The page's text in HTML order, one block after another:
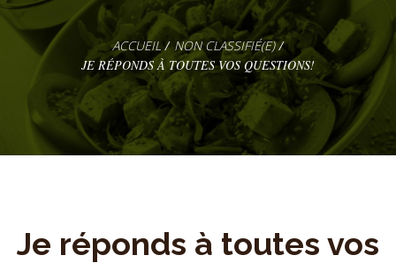
NON CLASSIFIÉ(E)
JE RÉPONDS À TOUTES VOS QUESTIONS!
Je réponds à toutes vos